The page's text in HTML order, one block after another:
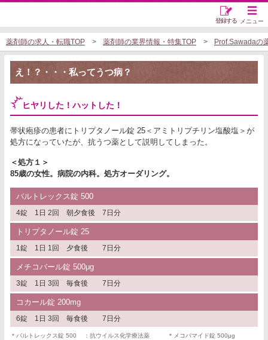
メニュー
登録する
薬剤師の求人・転職TOP 薬剤師の業界情報・特集TOP Prof.Sawadaの
え！？・・・私ってうつ病？
ヒヤリした！ハットした！
帯状疱疹の患者にトリプタノール錠 25＜アミトリプチリン塩酸塩＞が
処方になっていたが、抗うつ薬として説明してしまった。
＜処方１＞
85歳の女性。病院の内科。処方オーダリング。
バルトレックス錠 500
4錠 1日 2回 朝夕食後 7日分
トリプタノール錠 25
1錠 1日 1回 夕食後 7日分
メチコバール錠 500μg
3錠 1日 3回 毎食後 7日分
コカール錠 200mg
6錠 1日 3回 毎食後 7日分
＊バルトレックス錠 500 ：抗ウイルス化学療法薬
＊メコバマイド錠 500μg